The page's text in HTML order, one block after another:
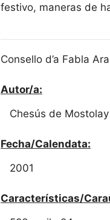
festivo, maneras de
Consello d’a Fabla
Autor/a:
Chesús de Mostolay
Fecha/Calendata:
2001
Características/